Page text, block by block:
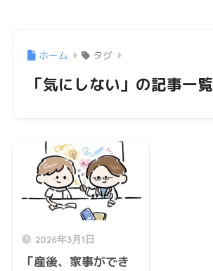
ホーム タグ
「気にしない」の記事一覧
2026年3月1日
「産後、家事ができ